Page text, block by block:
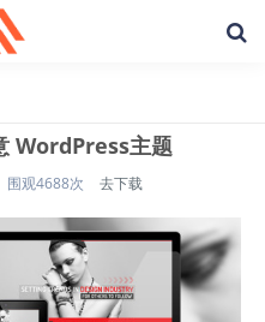
WordPress主题
围观4688次 去下载